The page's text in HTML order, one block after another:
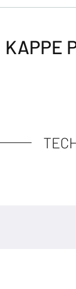
KAPPE